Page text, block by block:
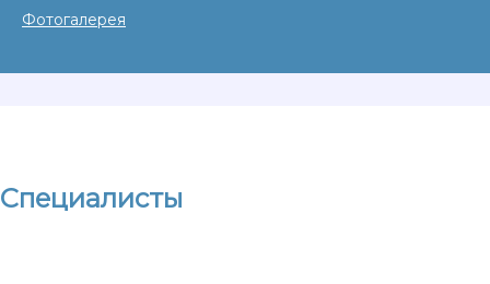
Специалисты
Фотогалерея